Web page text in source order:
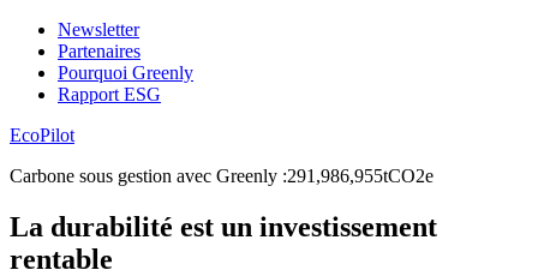
Newsletter
Partenaires
Pourquoi Greenly
Rapport ESG
EcoPilot
Carbone sous gestion avec Greenly :291 ,986,955tCO2e
La durabilité est un investissement
rentable